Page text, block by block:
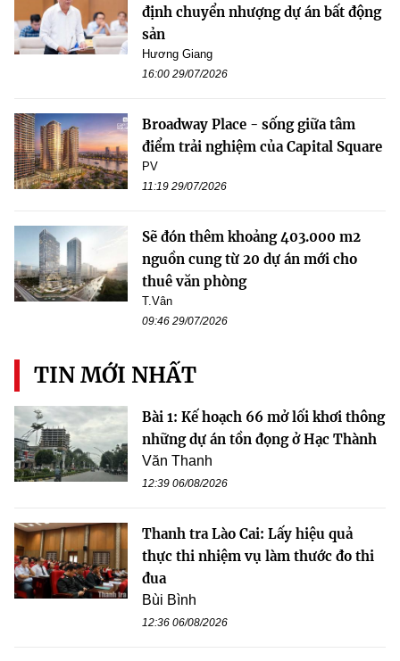
định chuyển nhượng dự án bất động
sản
Hương Giang
16:00 29/07/2026
Broadway Place - sống giữa tâm
điểm trải nghiệm của Capital Square
PV
11:19 29/07/2026
Sẽ đón thêm khoảng 403.000 m2
nguồn cung từ 20 dự án mới cho
thuê văn phòng
T.Vân
09:46 29/07/2026
TIN MỚI NHẤT
Bài 1: Kế hoạch 66 mở lối khơi thông
những dự án tồn đọng ở Hạc Thành
Văn Thanh
12:39 06/08/2026
Thanh tra Lào Cai: Lấy hiệu quả
thực thi nhiệm vụ làm thước đo thi
đua
Bùi Bình
12:36 06/08/2026